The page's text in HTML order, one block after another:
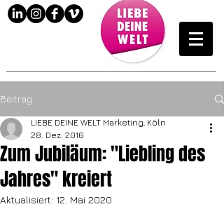
Beitrag
Zum Jubiläum: "Liebling des
Jahres" kreiert
LIEBE DEINE WELT Marketing, Köln
28. Dez. 2016
Aktualisiert: 12. Mai 2020